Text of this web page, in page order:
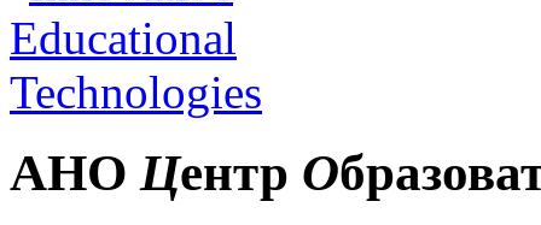
АНО Центр О